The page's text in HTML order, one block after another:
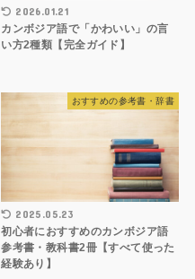
2026.01.21
カンボジア語で「かわいい」の言
い方2種類【完全ガイド】
おすすめの参考書・辞書
2025.05.23
初心者におすすめのカンボジア語
参考書・教科書2冊【すべて使った
経験あり】